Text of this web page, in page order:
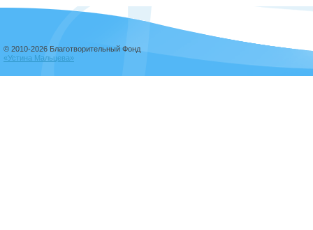
© 2010-2026 Благотворительный Фонд
«Устина Мальцева»